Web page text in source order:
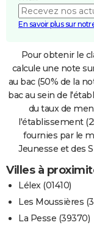
En savoir plus sur
Pour obtenir le
calcule une note
au bac (50% de la
bac au sein de
du taux de
l'établissement
fournies par le
Jeunesse et des
Villes à
Lélex (01410)
Les Moussières
La Pesse (39370)